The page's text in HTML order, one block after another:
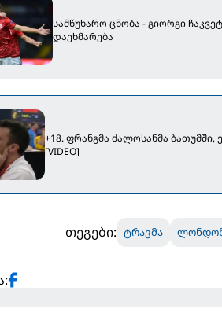
სამწუხარო ცნობა - გიორგი
დაეხმარება
+18. ფრანგმა ძალოსანმა
[VIDEO]
თეგები: ტრავმა